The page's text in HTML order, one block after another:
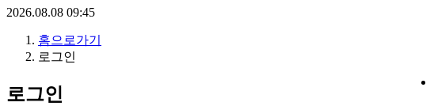
셋
TIGERETF
2026.08.08 09:45
홈으로가기
로그인
로그인